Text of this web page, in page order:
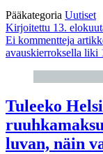
Pääkategoria Uutiset
Kirjoitettu 13.
Ei kommentteja
avauskierroksella liki
Tuleeko
luvan, näin